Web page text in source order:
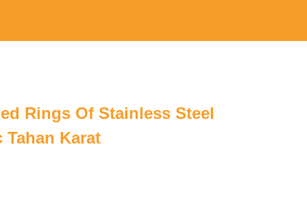
Rings Of Stainless Steel
Karat